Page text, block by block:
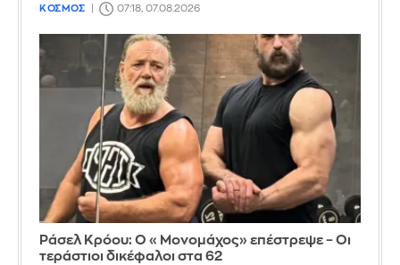
ΚΟΣΜΟΣ 07:18, 07.08.2026
Ράσελ Κρόου: Ο «Μονομάχος» επέστρεψε – Οι
τεράστιοι δικέφαλοι στα 62